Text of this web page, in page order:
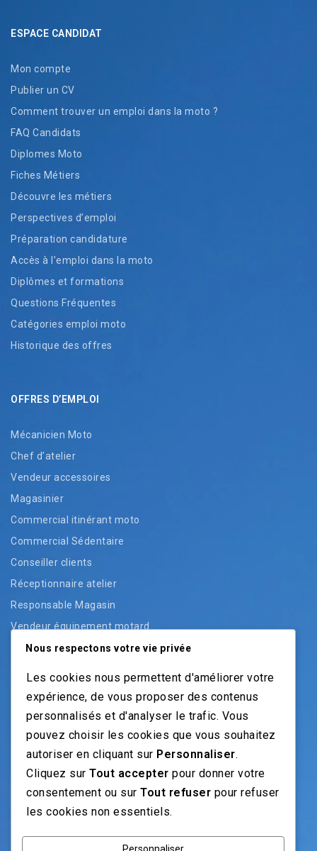
ESPACE CANDIDAT
Mon compte
Publier un CV
Comment trouver un emploi dans la moto ?
FAQ Candidats
Diplomes Moto
Fiches Métiers
Découvre les métiers
Perspectives d’emploi
Préparation candidature
Accès à l’emploi dans la moto
Diplômes et formations
Questions Fréquentes
Catégories emploi moto
Historique des offres
OFFRES D’EMPLOI
Mécanicien Moto
Chef d’atelier
Vendeur accessoires
Magasinier
Commercial itinérant moto
Commercial Sédentaire
Conseiller clients
Réceptionnaire atelier
Responsable Magasin
Vendeur équipement motard
Vendeur pièces
Vendeur véhicules occasion
NOS GUIDES
Recrutement moto: Le guide pour recruteurs
Recrutement mécanicien moto
Nous respectons votre vie privée
Les cookies nous permettent d'améliorer votre
expérience, de vous proposer des contenus
personnalisés et d'analyser le trafic. Vous
pouvez choisir les cookies que vous souhaitez
autoriser en cliquant sur Personnaliser.
Cliquez sur Tout accepter pour donner votre
consentement ou sur Tout refuser pour refuser
les cookies non essentiels.